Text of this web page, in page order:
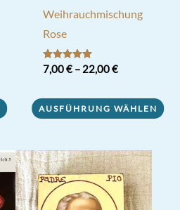
Weihrauchmischung
Rose
Bewertet mit
5.00
7,00€– 22,00€
AUSFÜHRUNG WÄHLEN
Produkt
mehrere
Varianten
auf.